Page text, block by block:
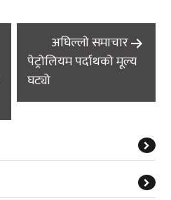
अघिल्लाे समाचार
पेट्रोलियम पर्दाथको मूल्य
घट्यो